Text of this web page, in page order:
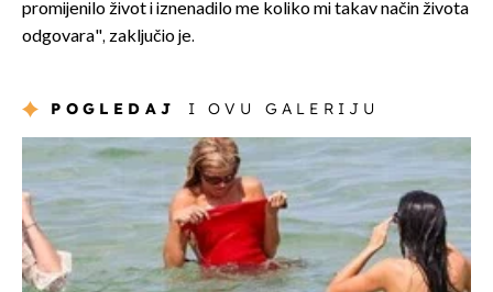
promijenilo život i iznenadilo me koliko mi takav način života
odgovara", zaključio je.
POGLEDAJ I OVU GALERIJU